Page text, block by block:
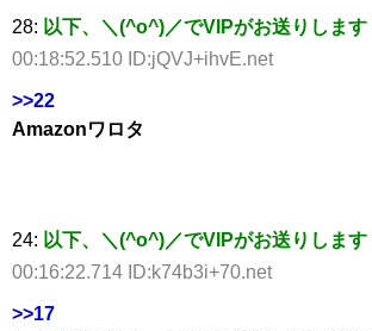
28: 以下、＼(^o^)／でVIPがお送りします
00:18:52.510 ID:jQVJ+ihvE.net
>>22
Amazonワロタ
24: 以下、＼(^o^)／でVIPがお送りします
00:16:22.714 ID:k74b3i+70.net
>>17